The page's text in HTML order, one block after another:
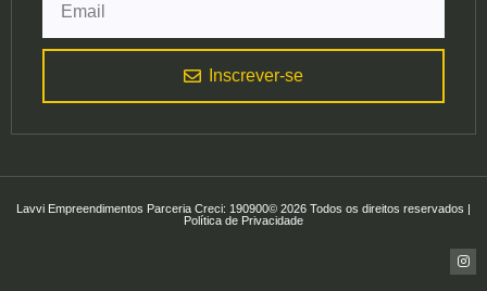
Inscrever-se
Lavvi Empreendimentos Parceria Creci: 190900© 2026 Todos os direitos reservados |
Política de Privacidade